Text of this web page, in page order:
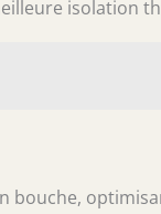
isolation
bouche,